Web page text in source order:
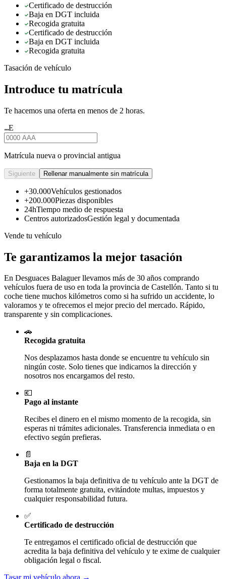
Certificado de destrucción
Baja en DGT incluida
Recogida gratuita
Certificado de destrucción
Baja en DGT incluida
Recogida gratuita
Tasación de vehículo
Introduce tu matrícula
Te hacemos una oferta en menos de 2 horas.
★★★E
Matrícula nueva o provincial antigua
Siguiente Rellenar manualmente sin matrícula
+30.000Vehículos gestionados
+200.000Piezas disponibles
24hTiempo medio de respuesta
Centros autorizadosGestión legal y documentada
Vende tu vehículo
Te garantizamos la mejor tasación
En Desguaces Balaguerllevamos más de 30 años comprando
vehículos fuera de uso en toda la provincia de Castellón. Tanto si tu
coche tiene muchos kilómetros como si ha sufrido un accidente, lo
valoramos y te ofrecemos el mejor precio del mercado. Rápido,
transparente y sin complicaciones.
🚗
Recogida gratuita
Nos desplazamos hasta donde se encuentre tu vehículo sin
ningún coste. Solo tienes que indicarnos la dirección y
nosotros nos encargamos del resto.
💶
Pago al instante
Recibes el dinero en el mismo momento de la recogida, sin
esperas ni trámites adicionales. Transferencia inmediata o en
efectivo según prefieras.
📄
Baja en la DGT
Gestionamos la baja definitiva de tu vehículo ante la DGT de
forma totalmente gratuita, evitándote multas, impuestos y
cualquier responsabilidad futura.
✅
Certificado de destrucción
Te entregamos el certificado oficial de destrucción que
acredita la baja definitiva del vehículo y te exime de cualquier
obligación legal o fiscal.